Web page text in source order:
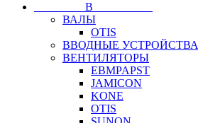
⠀⠀⠀⠀⠀⠀В⠀⠀⠀⠀⠀⠀⠀
ВАЛЫ
OTIS
ВВОДНЫЕ УСТРОЙСТВА
ВЕНТИЛЯТОРЫ
EBMPAPST
JAMICON
KONE
OTIS